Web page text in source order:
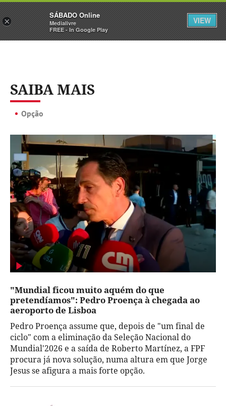
Sábado Assine Iniciar Sessão
SAIBA MAIS
Opção
"Mundial ficou muito aquém do que
pretendíamos": Pedro Proença à chegada ao
aeroporto de Lisboa
Pedro Proença assume que, depois de "um final de
ciclo" com a eliminação da Seleção Nacional do
Mundial'2026 e a saída de Roberto Martínez, a FPF
procura já nova solução, numa altura em que Jorge
Jesus se afigura a mais forte opção.
×
SÁBADO Online
Medialivre
FREE - In Google Play
VIEW